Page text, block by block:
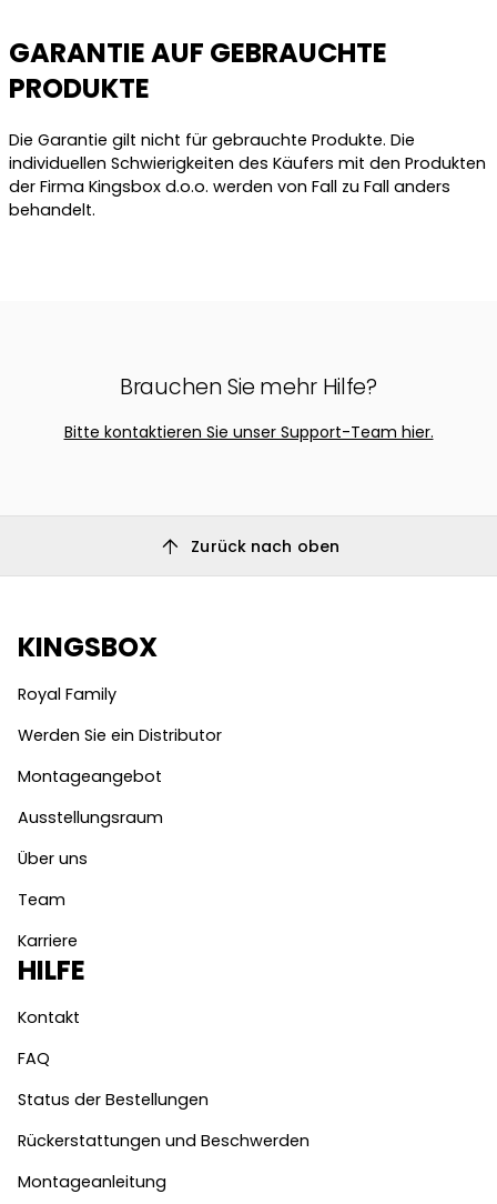
GARANTIE AUF GEBRAUCHTE
PRODUKTE
Die Garantie gilt nicht für gebrauchte Produkte. Die
individuellen Schwierigkeiten des Käufers mit den Produkten
der Firma Kingsbox d.o.o. werden von Fall zu Fall anders
behandelt.
Brauchen Sie mehr Hilfe?
Bitte kontaktieren Sie unser Support-Team hier.
arrow_upward Zurück nach oben
KINGSBOX
Royal Family
Werden Sie ein Distributor
Montageangebot
Ausstellungsraum
Über uns
Team
Karriere
HILFE
Kontakt
FAQ
Status der Bestellungen
Rückerstattungen und Beschwerden
Montageanleitung